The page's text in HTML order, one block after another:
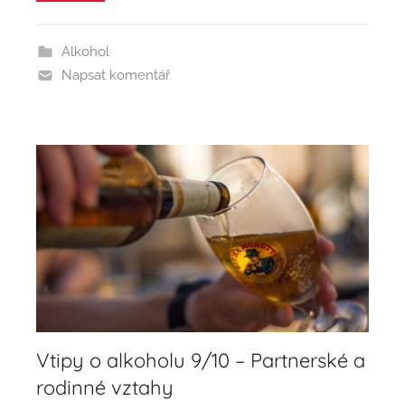
Alkohol
Napsat komentář
Vtipy o alkoholu 9/10 – Partnerské a
rodinné vztahy